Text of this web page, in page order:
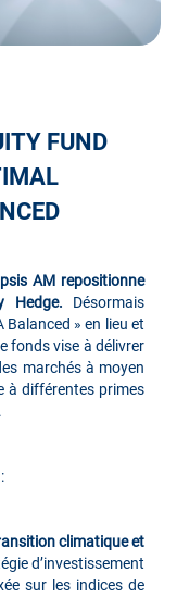
FUND
AM repositionne
Hedge. Désormais
Balanced » en lieu et
fonds vise à délivrer
marchés à moyen
à différentes primes
ion climatique et
d’investissement
sur les indices de